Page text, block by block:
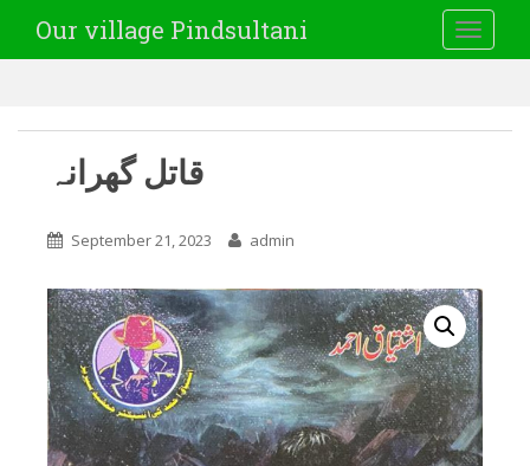
Our village Pindsultani
قاتل گھرانہ
September 21, 2023 admin